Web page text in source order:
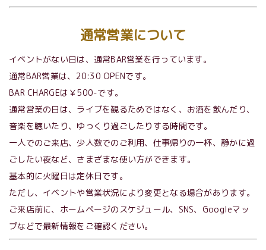
通常営業について
イベントがない日は、通常BAR営業を行っています。
通常BAR営業は、20:30 OPENです。
BAR CHARGEは￥500-です。
通常営業の日は、ライブを観るためではなく、お酒を飲んだり、
音楽を聴いたり、ゆっくり過ごしたりする時間です。
一人でのご来店、少人数でのご利用、仕事帰りの一杯、静かに過
ごしたい夜など、さまざまな使い方ができます。
基本的に火曜日は定休日です。
ただし、イベントや営業状況により変更となる場合があります。
ご来店前に、ホームページのスケジュール、SNS、Googleマッ
プなどで最新情報をご確認ください。